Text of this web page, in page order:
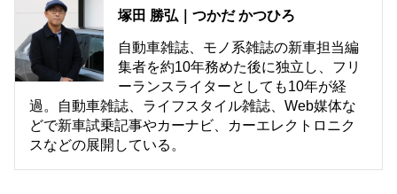
塚田 勝弘｜つかだ かつひろ
自動車雑誌、モノ系雑誌の新車担当編
集者を約10年務めた後に独立し、フリ
ーランスライターとしても10年が経
過。自動車雑誌、ライフスタイル雑誌、Web媒体な
どで新車試乗記事やカーナビ、カーエレクトロニク
スなどの展開している。